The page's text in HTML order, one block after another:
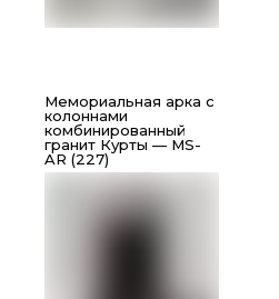
Мемориальная арка с
колоннами
комбинированный
гранит Курты — MS-
AR (227)